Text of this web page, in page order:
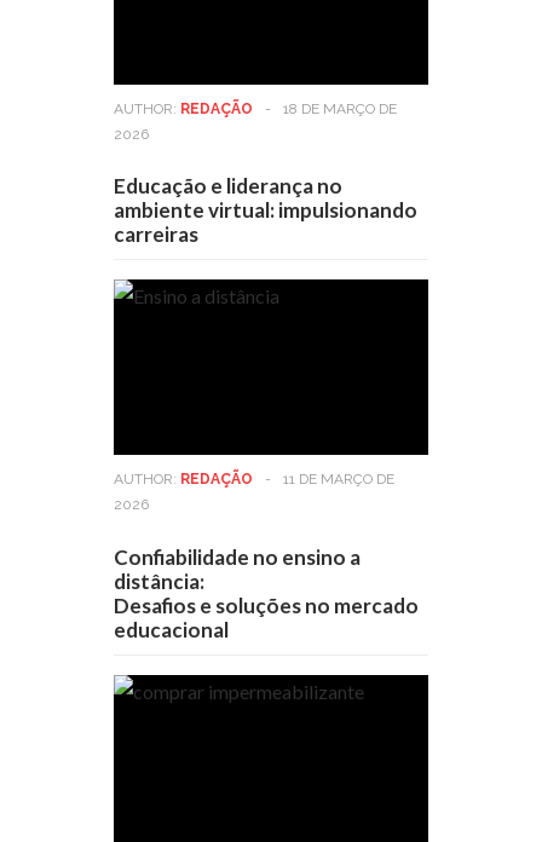
AUTHOR: REDAÇÃO -
18 DE MARÇO DE
2026
Educação e liderança no
ambiente virtual: impulsionando
carreiras
AUTHOR: REDAÇÃO -
11 DE MARÇO DE
2026
Confiabilidade no ensino a
distância:
Desafios e soluções no mercado
educacional